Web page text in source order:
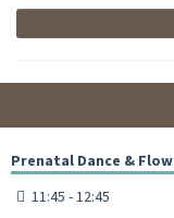
Prenatal Dance & Flow
11:45 - 12:45